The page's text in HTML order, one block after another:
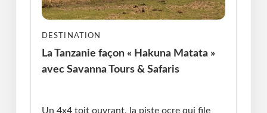
DESTINATION
La Tanzanie façon « Hakuna Matata »
avec Savanna Tours & Safaris
Un 4x4 toit ouvrant, la piste ocre qui file